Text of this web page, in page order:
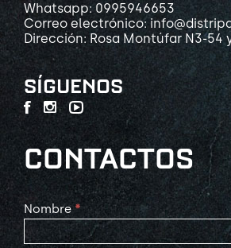
Whatsapp: 0995946653
Correo electrónico:
Dirección: Rosa Montúfar N3-54
SÍGUENOS
CONTACTOS
Contact
Us
Nombre *